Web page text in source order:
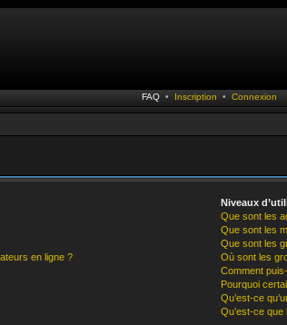
FAQ • Inscription • Connexion
en ligne ?
Niveaux
Que sont les
Que sont les
Que sont les
Où sont les
Comment
Pourquoi
Qu’est-ce
Qu’est-ce que